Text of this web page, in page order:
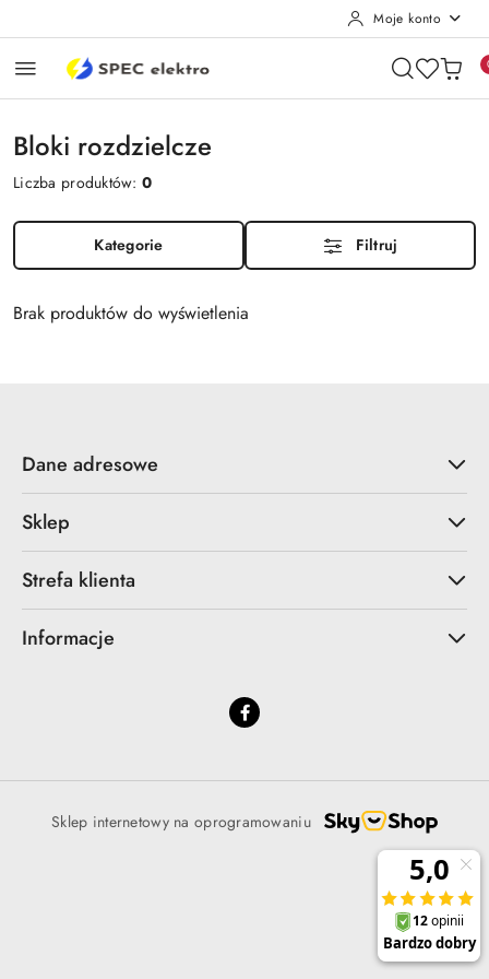
Moje konto
Bloki rozdzielcze
Liczba produktów:0
Kategorie Filtruj
Brak produktów do wyświetlenia
Dane adresowe
Sklep
Strefa klienta
Informacje
Sklep internetowy na oprogramowaniu